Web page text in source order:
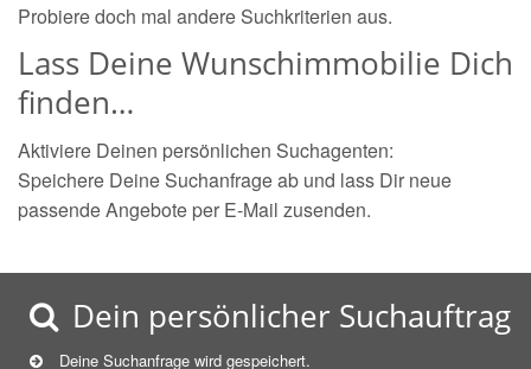
Probiere doch mal andere Suchkriterien aus.
Lass Deine Wunschimmobilie Dich
finden…
Aktiviere Deinen persönlichen Suchagenten:
Speichere Deine Suchanfrage ab und lass Dir neue
passende Angebote per E-Mail zusenden.
Dein persönlicher Suchauftrag
Deine Suchanfrage wird gespeichert.